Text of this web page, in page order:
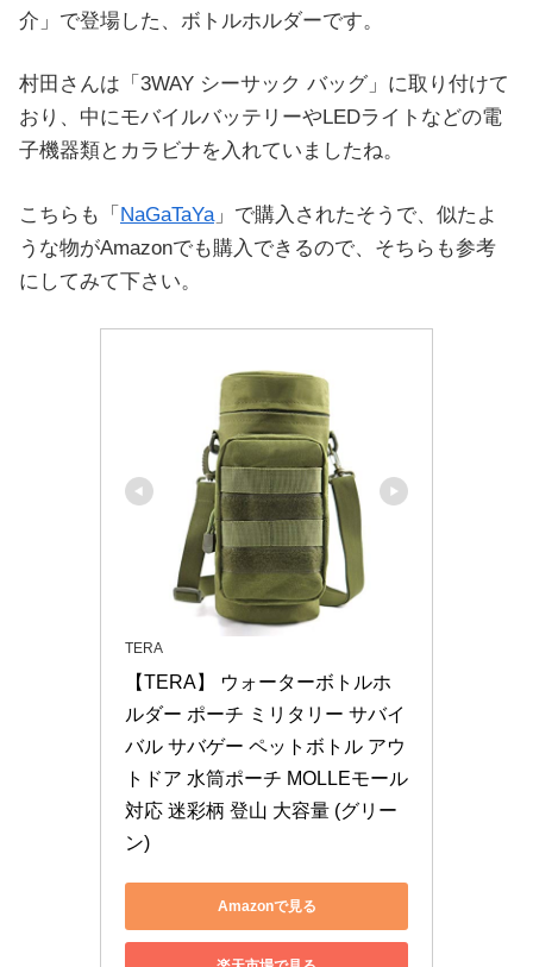
介」で登場した、ボトルホルダーです。
村田さんは「3WAY シーサック バッグ」に取り付けて
おり、中にモバイルバッテリーやLEDライトなどの電
子機器類とカラビナを入れていましたね。
こちらも「 NaGaTaYa」で購入されたそうで、似たよ
うな物がAmazonでも購入できるので、そちらも参考
にしてみて下さい。
TERA
【TERA】 ウォーターボトルホ
ルダー ポーチ ミリタリー サバイ
バル サバゲー ペットボトル アウ
トドア 水筒ポーチ MOLLEモール
対応 迷彩柄 登山 大容量 (グリー
ン)
Amazonで見る